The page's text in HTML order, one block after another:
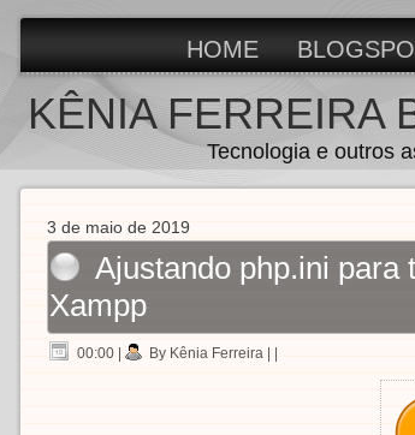
HOME
KÊNIA FERREIRA
Tecnologia e outros
3 de maio de 2019
Ajustando php.ini para
Xampp
00:00 By Kênia Ferreira